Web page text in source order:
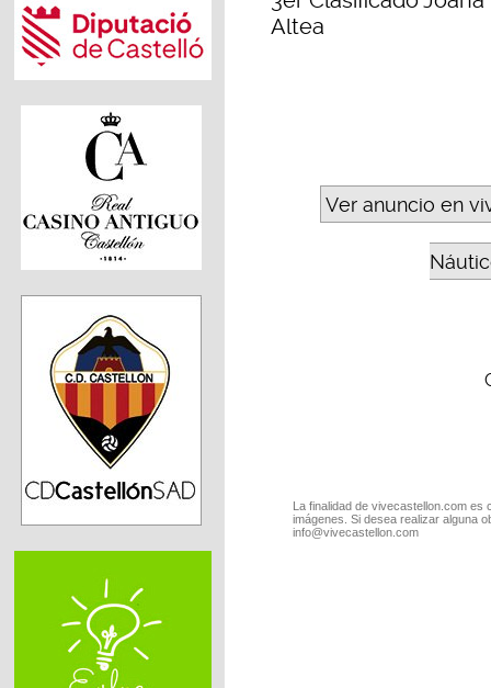
Altea
Ver anuncio en
La finalidad de vivecastellon.com
imágenes. Si desea realizar alguna
info@vivecastellon.com